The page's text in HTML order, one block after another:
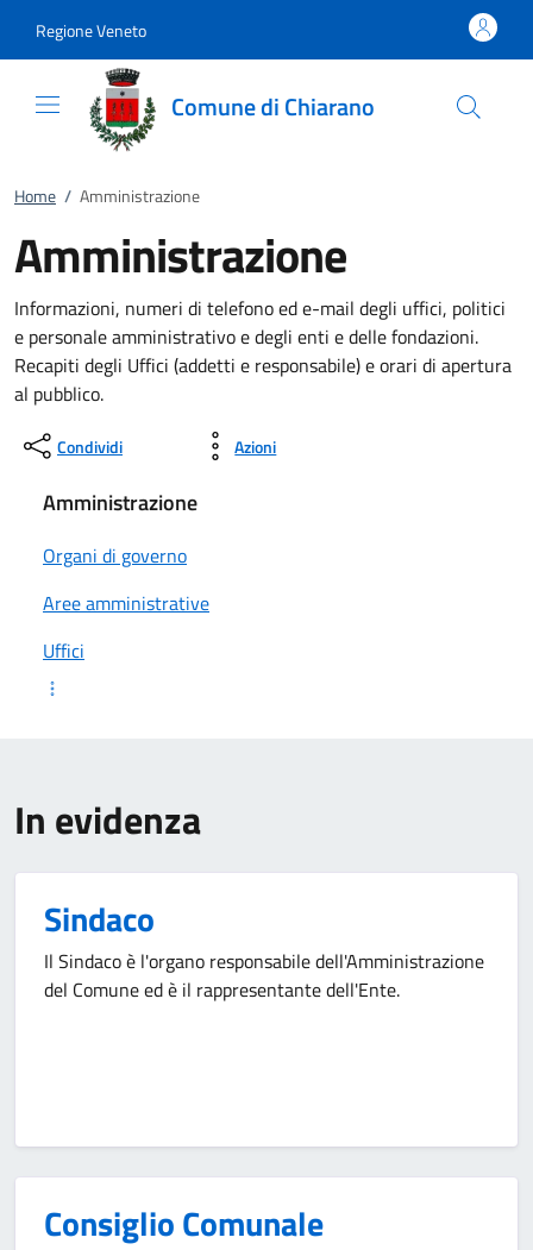
Regione Veneto
Comune di Chiarano
Home / Amministrazione
Amministrazione
Informazioni, numeri di telefono ed e-mail degli uffici, politici
e personale amministrativo e degli enti e delle fondazioni.
Recapiti degli Uffici (addetti e responsabile) e orari di apertura
al pubblico.
Condividi Azioni
Amministrazione
Organi di governo
Aree amministrative
Uffici
In evidenza
Sindaco
Il Sindaco è l'organo responsabile dell'Amministrazione
del Comune ed è il rappresentante dell'Ente.
Consiglio Comunale